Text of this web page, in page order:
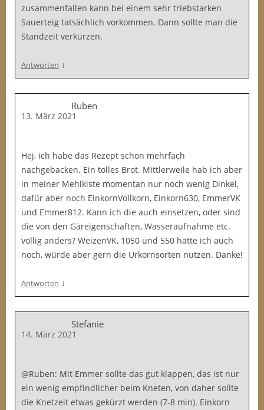
zusammenfallen kann bei einem sehr triebstarken
Sauerteig tatsächlich vorkommen. Dann sollte man die
Standzeit verkürzen.
Antworten ↓
Ruben
13. März 2021
Hej, ich habe das Rezept schon mehrfach
nachgebacken. Ein tolles Brot. Mittlerweile hab ich aber
in meiner Mehlkiste momentan nur noch wenig Dinkel,
dafür aber noch EinkornVollkorn, Einkorn630, EmmerVK
und Emmer812. Kann ich die auch einsetzen, oder sind
die von den Gäreigenschaften, Wasseraufnahme etc.
völlig anders? WeizenVK, 1050 und 550 hätte ich auch
noch, würde aber gern die Urkornsorten nutzen. Danke!
Antworten ↓
Stefanie
14. März 2021
@Ruben: Mit Emmer sollte das gut klappen, das ist nur
ein wenig empfindlicher beim Kneten, von daher sollte
die Knetzeit etwas gekürzt werden (7-8 min). Einkorn